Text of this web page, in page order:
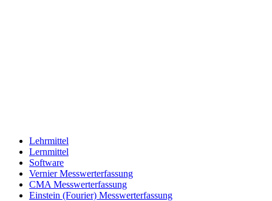
Lehrmittel
Lernmittel
Software
Vernier Messwerterfassung
CMA Messwerterfassung
Einstein (Fourier) Messwerterfassung